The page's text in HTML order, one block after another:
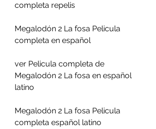
completa repelis
Megalodón 2 La fosa Pelicula
completa en español
ver Pelicula completa de
Megalodón 2 La fosa en español
latino
Megalodón 2 La fosa Pelicula
completa español latino